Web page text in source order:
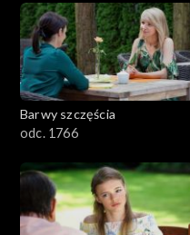
Barwy szczęścia
odc. 1766